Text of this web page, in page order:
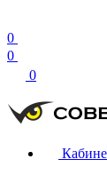
0
0
0